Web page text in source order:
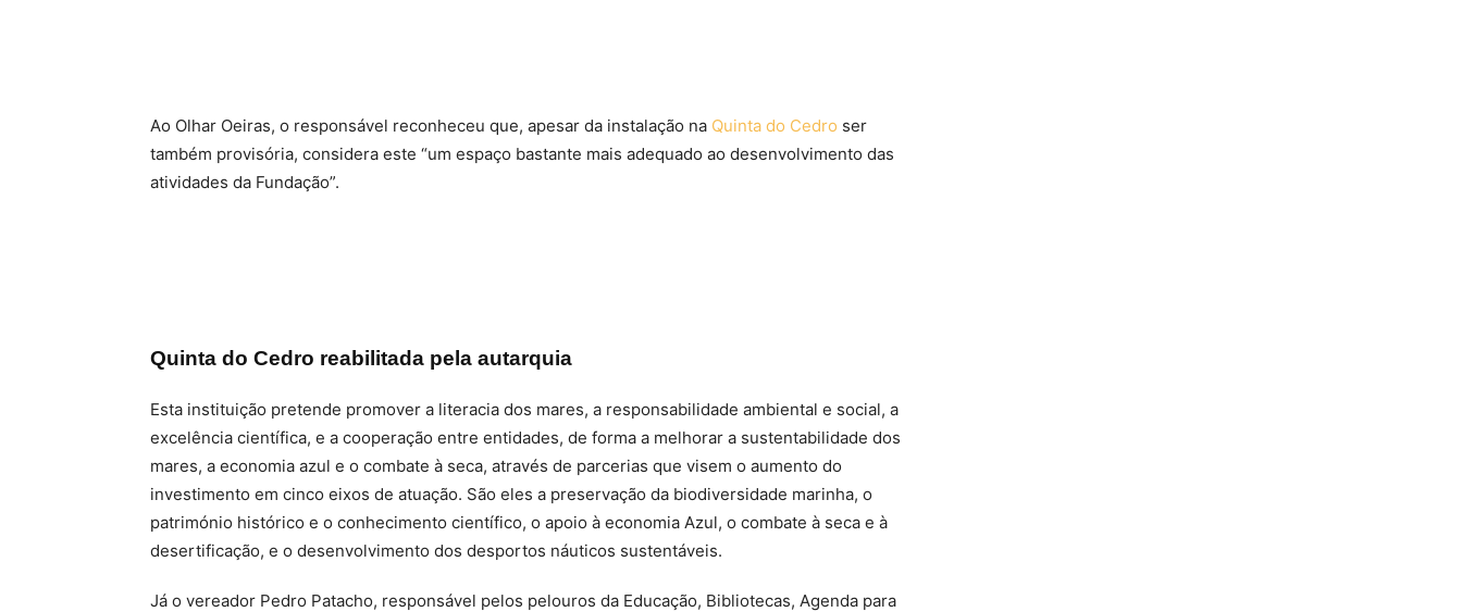
Ao Olhar Oeiras, o responsável reconheceu que, apesar da instalação na Quinta do Cedro ser
também provisória, considera este “um espaço bastante mais adequado ao desenvolvimento das
atividades da Fundação”.
Quinta do Cedro reabilitada pela autarquia
Esta instituição pretende promover a literacia dos mares, a responsabilidade ambiental e social, a
excelência científica, e a cooperação entre entidades, de forma a melhorar a sustentabilidade dos
mares, a economia azul e o combate à seca, através de parcerias que visem o aumento do
investimento em cinco eixos de atuação. São eles a preservação da biodiversidade marinha, o
património histórico e o conhecimento científico, o apoio à economia Azul, o combate à seca e à
desertificação, e o desenvolvimento dos desportos náuticos sustentáveis.
Já o vereador Pedro Patacho, responsável pelos pelouros da Educação, Bibliotecas, Agenda para